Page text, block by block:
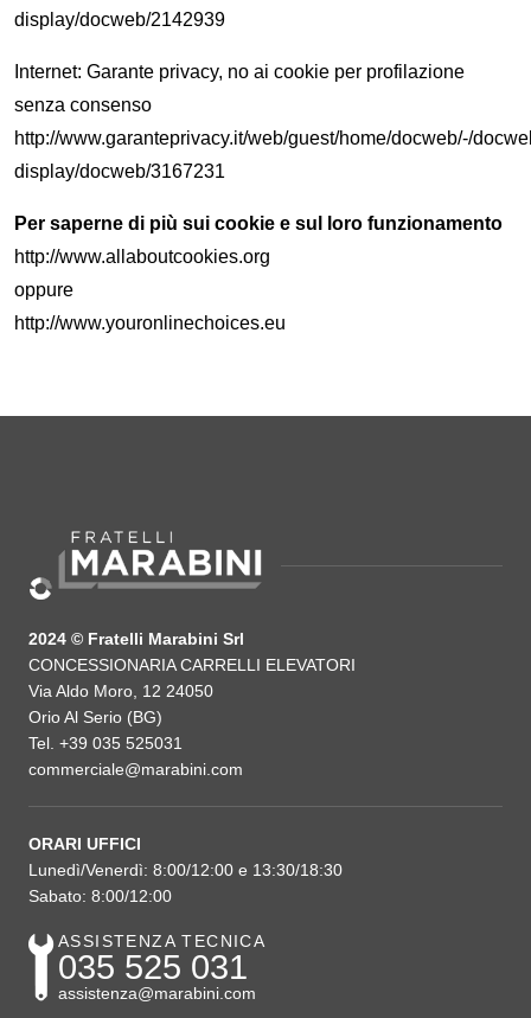
display/docweb/2142939
Internet: Garante privacy, no ai cookie per profilazione
senza consenso
http://www.garanteprivacy.it/web/guest/home/docweb/-/
display/docweb/3167231
Per saperne di più sui cookie e sul loro funzionamento
http://www.allaboutcookies.org​
oppure
http://www.youronlinechoices.eu
2024 © Fratelli Marabini Srl
CONCESSIONARIA CARRELLI ELEVATORI
Via Aldo Moro, 12 24050
Orio Al Serio (BG)
Tel. +39 035 525031
commerciale@marabini.com
ORARI UFFICI
Lunedì/Venerdì: 8:00/12:00 e 13:30/18:30
Sabato: 8:00/12:00
ASSISTENZA TECNICA
035 525 031
assistenza@marabini.com